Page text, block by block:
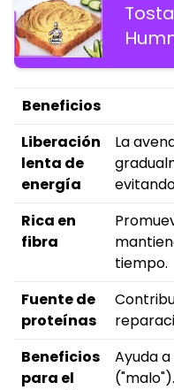
Beneficios
Liberación
lenta de
energía
La
Rica en
fibra
tiempo.
Fuente de
proteínas
Beneficios
para el
Ayuda
("malo").